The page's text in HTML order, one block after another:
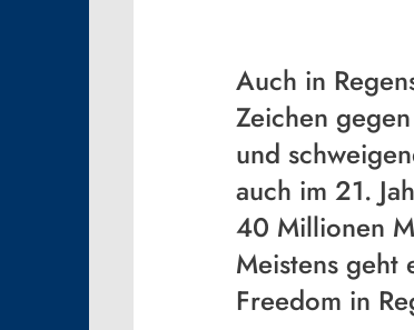
Auch in
Zeichen
und
auch im 21.
40 Millionen
Meistens geht
Freedom in